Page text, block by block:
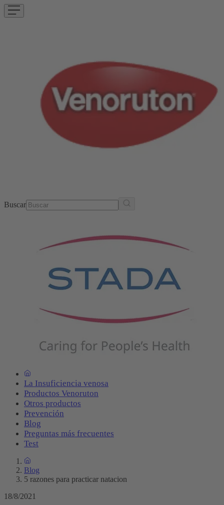
Buscar
La Insuficiencia venosa
Productos Venoruton
Otros productos
Prevención
Blog
Preguntas más frecuentes
Test
Blog
5 razones para practicar natacion
18/8/2021